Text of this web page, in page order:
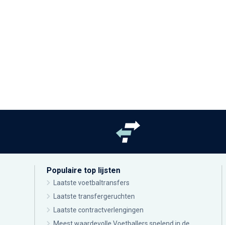
Populaire top lijsten
Laatste voetbaltransfers
Laatste transfergeruchten
Laatste contractverlengingen